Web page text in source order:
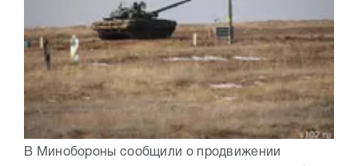
В Минобороны сообщили о продвижении